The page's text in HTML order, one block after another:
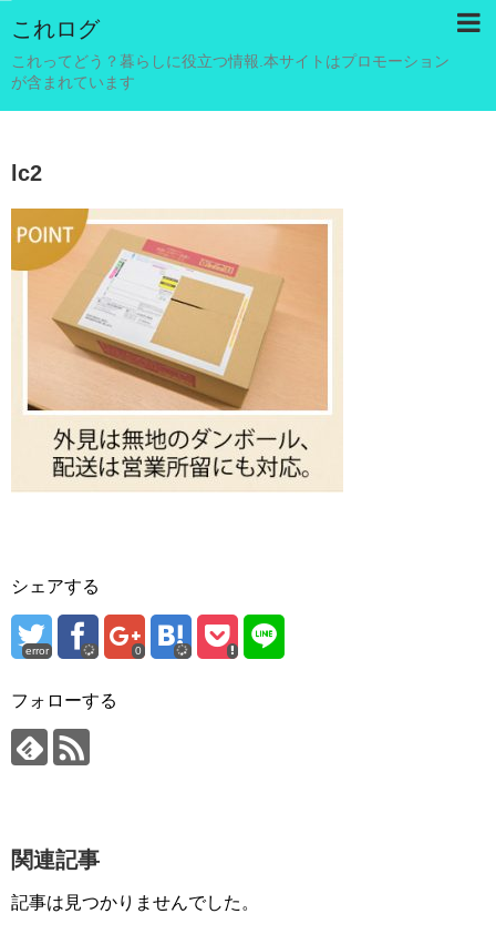
これログ
これってどう？暮らしに役立つ情報.本サイトはプロモーション
が含まれています
lc2
シェアする
error 0
フォローする
関連記事
記事は見つかりませんでした。